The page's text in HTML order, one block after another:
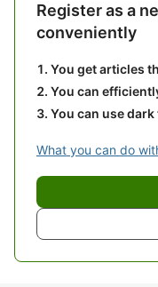
Register as a
conveniently
You get articles
You can
You can use dark
What you can do